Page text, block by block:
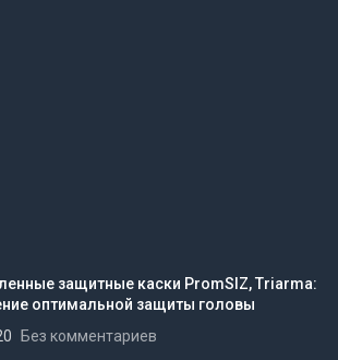
защитные каски PromSIZ, Triarma:
оптимальной защиты головы
Без комментариев